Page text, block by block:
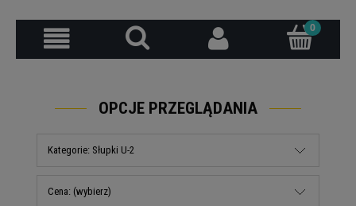
OPCJE PRZEGLĄDANIA
Kategorie: Słupki U-2
Cena: (wybierz)